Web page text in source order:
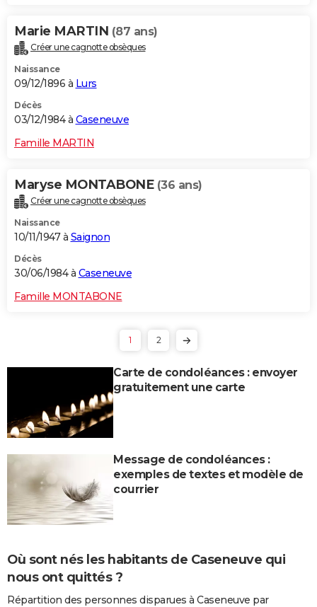
Marie MARTIN (87 ans)
Créer une cagnotte obsèques
Naissance
09/12/1896 à Lurs
Décès
03/12/1984 à Caseneuve
Famille MARTIN
Maryse MONTABONE (36 ans)
Créer une cagnotte obsèques
Naissance
10/11/1947 à Saignon
Décès
30/06/1984 à Caseneuve
Famille MONTABONE
1 2
Carte de condoléances : envoyer
gratuitement une carte
Message de condoléances :
exemples de textes et modèle de
courrier
Où sont nés les habitants de Caseneuve qui
nous ont quittés ?
Répartition des personnes disparues à Caseneuve par